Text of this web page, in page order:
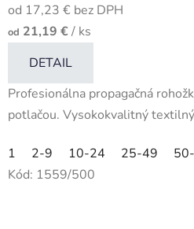
od 17,23 € bez DPH
od 21,19 €/ ks
DETAIL
Profesionálna propagačná
potlačou. Vysokokvalitný
1 2-9 10-24 25-49
Kód: 1559/500